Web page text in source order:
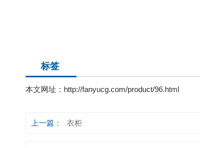
标签
本文网址： http://fanyucg.com/product/96.html
上一篇： 衣柜